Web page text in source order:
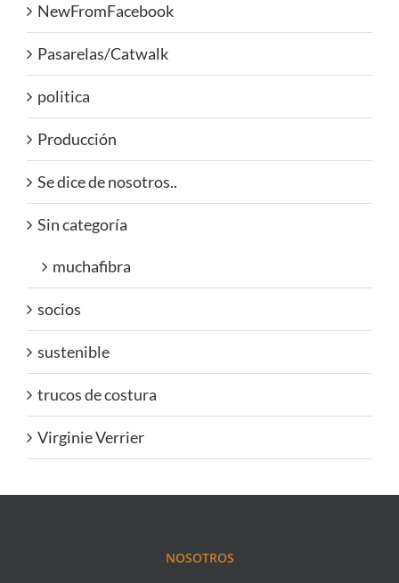
NewFromFacebook
Pasarelas/Catwalk
politica
Producción
Se dice de nosotros..
Sin categoría
muchafibra
socios
sustenible
trucos de costura
Virginie Verrier
NOSOTROS